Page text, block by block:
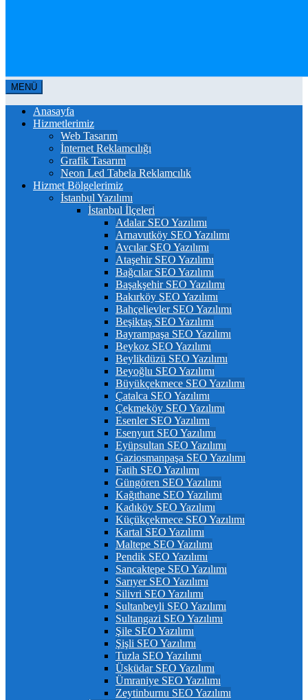
MENÜ
Anasayfa
Hizmetlerimiz
Web Tasarım
İnternet Reklamcılığı
Grafik Tasarım
Neon Led Tabela Reklamcılık
Hizmet Bölgelerimiz
İstanbul Yazılımı
İstanbul İlçeleri
Adalar SEO Yazılımı
Arnavutköy SEO Yazılımı
Avcılar SEO Yazılımı
Ataşehir SEO Yazılımı
Bağcılar SEO Yazılımı
Başakşehir SEO Yazılımı
Bakırköy SEO Yazılımı
Bahçelievler SEO Yazılımı
Beşiktaş SEO Yazılımı
Bayrampaşa SEO Yazılımı
Beykoz SEO Yazılımı
Beylikdüzü SEO Yazılımı
Beyoğlu SEO Yazılımı
Büyükçekmece SEO Yazılımı
Çatalca SEO Yazılımı
Çekmeköy SEO Yazılımı
Esenler SEO Yazılımı
Esenyurt SEO Yazılımı
Eyüpsultan SEO Yazılımı
Gaziosmanpaşa SEO Yazılımı
Fatih SEO Yazılımı
Güngören SEO Yazılımı
Kağıthane SEO Yazılımı
Kadıköy SEO Yazılımı
Küçükçekmece SEO Yazılımı
Kartal SEO Yazılımı
Maltepe SEO Yazılımı
Pendik SEO Yazılımı
Sancaktepe SEO Yazılımı
Sarıyer SEO Yazılımı
Silivri SEO Yazılımı
Sultanbeyli SEO Yazılımı
Sultangazi SEO Yazılımı
Şile SEO Yazılımı
Şişli SEO Yazılımı
Tuzla SEO Yazılımı
Üsküdar SEO Yazılımı
Ümraniye SEO Yazılımı
Zeytinburnu SEO Yazılımı